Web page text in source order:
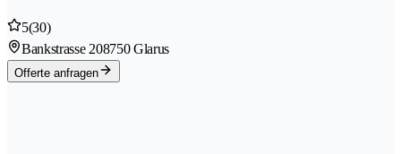
5(30)
Bankstrasse 208750 Glarus
Offerte anfragen